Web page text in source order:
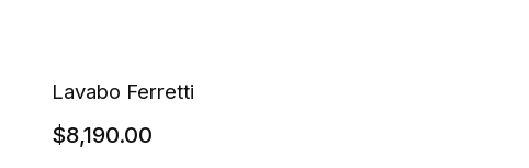
Lavabo Ferretti
$8,190.00